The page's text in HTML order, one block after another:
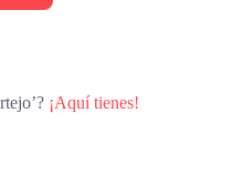
¡Aquí tienes!